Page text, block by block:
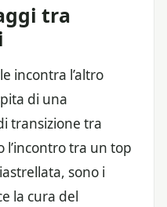
tra
incontra l’altro
di una
transizione tra
l’incontro tra un top
sono i
la cura del